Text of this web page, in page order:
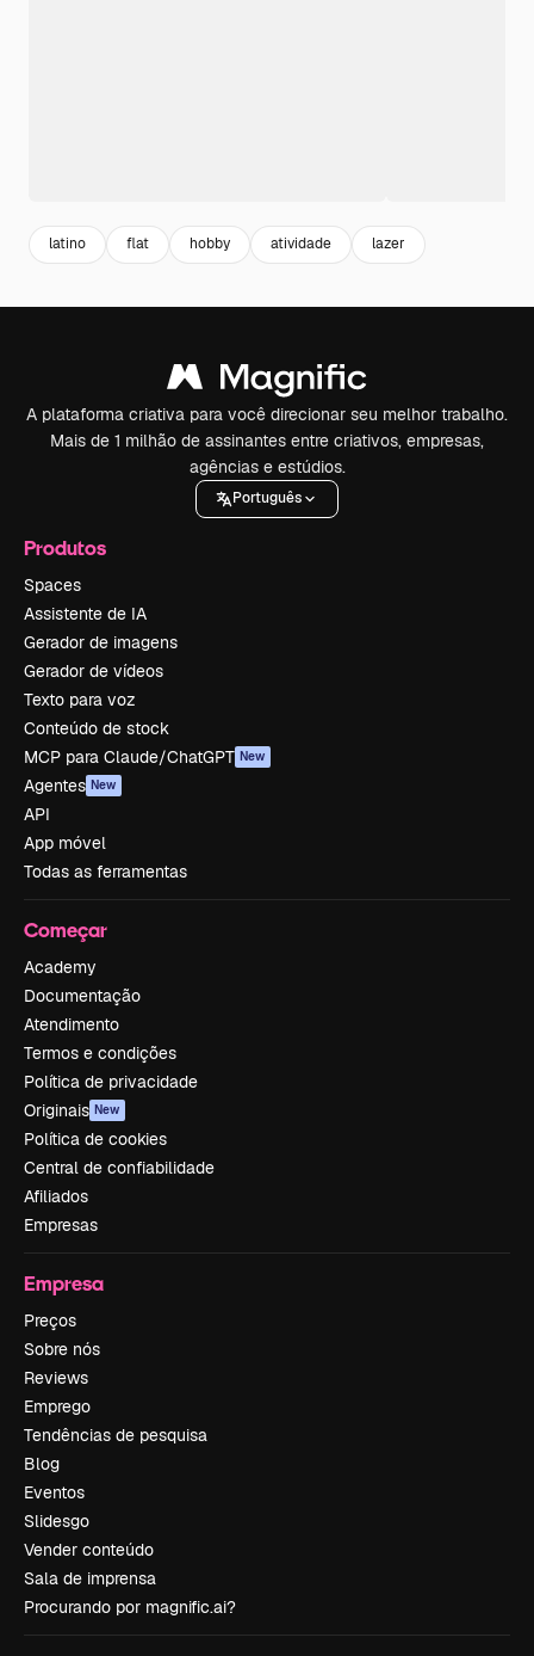
latino flat hobby atividade lazer
A plataforma criativa para você direcionar seu melhor trabalho.
Mais de 1 milhão de assinantes entre criativos, empresas,
agências e estúdios.
Português
Produtos
Spaces
Assistente de IA
Gerador de imagens
Gerador de vídeos
Texto para voz
Conteúdo de stock
MCP para Claude/ChatGPT New
Agentes New
API
App móvel
Todas as ferramentas
Começar
Academy
Documentação
Atendimento
Termos e condições
Política de privacidade
Originais New
Política de cookies
Central de confiabilidade
Afiliados
Empresas
Empresa
Preços
Sobre nós
Reviews
Emprego
Tendências de pesquisa
Blog
Eventos
Slidesgo
Vender conteúdo
Sala de imprensa
Procurando por magnific.ai?